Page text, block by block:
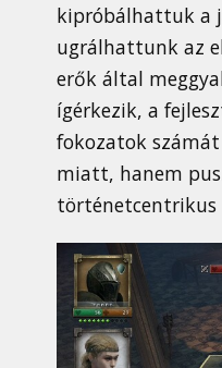
kipróbálhattuk a
ugrálhattunk az
erők által
ígérkezik, a
fokozatok
miatt, hanem
történetcentrikus